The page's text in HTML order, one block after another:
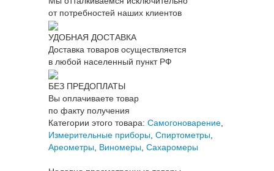
от потребностей наших клиентов
УДОБНАЯ ДОСТАВКА
Доставка товаров осуществляется
в любой населенный пункт РФ
БЕЗ ПРЕДОПЛАТЫ
Вы оплачиваете товар
по факту получения
Категории этого товара: Самогоноварение
Измерительные приборы Спиртометры
Ареометры Виномеры Сахаромеры